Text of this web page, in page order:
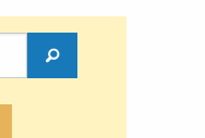
Rechercher